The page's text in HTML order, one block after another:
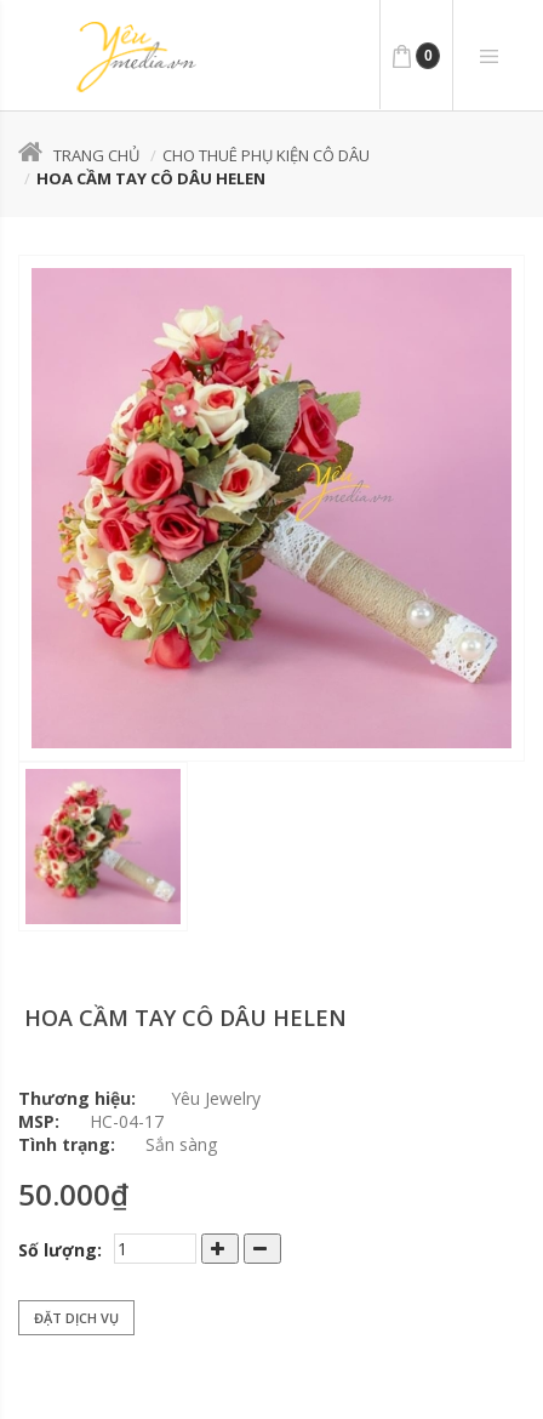
0
TRANG CHỦ
CHO THUÊ PHỤ KIỆN CÔ DÂU
HOA CẦM TAY CÔ DÂU HELEN
HOA CẦM TAY CÔ DÂU HELEN
Thương hiệu:
Yêu Jewelry
MSP:
HC-04-17
Tình trạng:
Sắn sàng
50.000₫
Số lượng:
ĐẶT DỊCH VỤ